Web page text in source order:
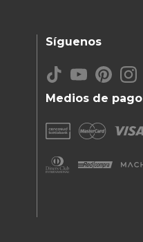
Medios de pago
Síguenos